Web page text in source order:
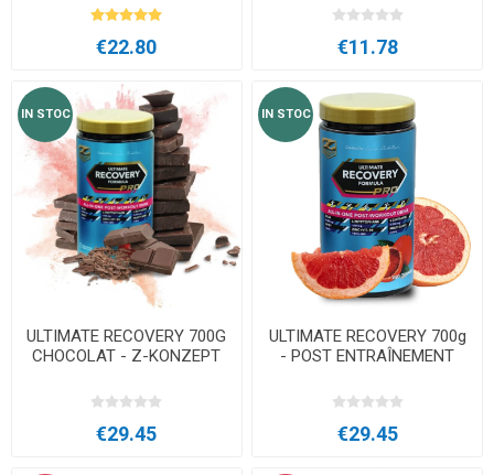
€22.80 €11.78
IN STOC
ULTIMATE RECOVERY 700G
CHOCOLAT - Z-KONZEPT
€29.45
IN STOC
ULTIMATE RECOVERY 700g
- POST ENTRAÎNEMENT
€29.45